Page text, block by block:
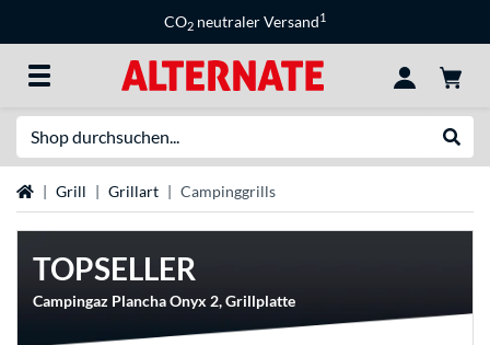
CO2 neutraler Versand1
Startseite
Grill Grillart Campinggrills
TOPSELLER
Campingaz Plancha Onyx 2, Grillplatte